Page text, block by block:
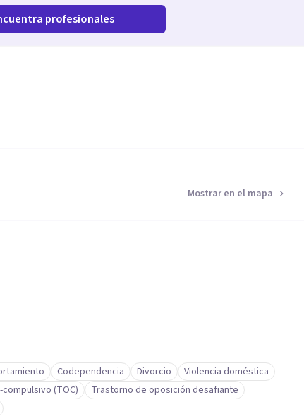
profesionales
Mostrar en el mapa
Codependencia Divorcio
Violencia doméstica
(TOC)
Trastorno de oposición desafiante